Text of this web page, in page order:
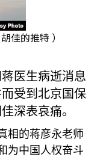
佳的推特 ）
医生病逝消息
受到北京国保
深表哀痛。
相的蒋彦永老师
为中国人权奋斗